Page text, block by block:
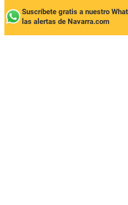
Suscríbete gratis a nuestro
las alertas de Navarra.com